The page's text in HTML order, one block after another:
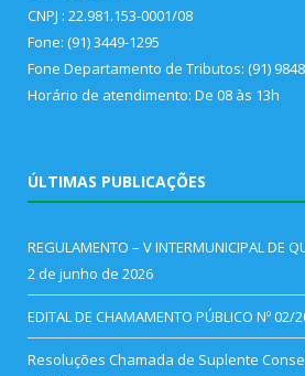
CNPJ : 22.981.153-0001/08
Fone: (91) 3449-1295
Fone Departamento de Tributos: (91)
Horário de atendimento: De 08 às 13h
ÚLTIMAS PUBLICAÇÕES
REGULAMENTO – V INTERMUNICIPAL DE
2 de junho de 2026
EDITAL DE CHAMAMENTO PÚBLICO Nº 02/
Resoluções Chamada de Suplente